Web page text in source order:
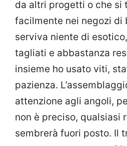
da altri progetti o che si
facilmente nei negozi di
serviva niente di
tagliati e abbastanza
insieme ho usato viti,
pazienza.
attenzione agli angoli,
non è preciso, qualsiasi
sembrerà fuori posto. Il